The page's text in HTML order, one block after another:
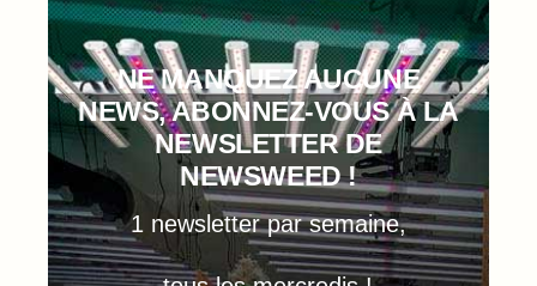
NE MANQUEZ AUCUNE
NEWS, ABONNEZ-VOUS À LA
NEWSLETTER DE
NEWSWEED !
1 newsletter par semaine,